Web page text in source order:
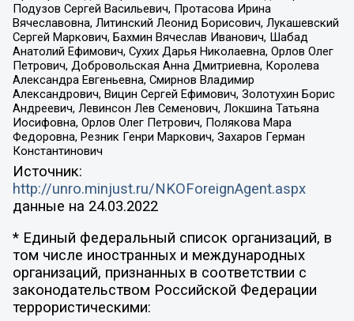
Подузов Сергей Васильевич, Протасова Ирина
Вячеславовна, Литинский Леонид Борисович, Лукашевский
Сергей Маркович, Бахмин Вячеслав Иванович, Шабад
Анатолий Ефимович, Сухих Дарья Николаевна, Орлов Олег
Петрович, Добровольская Анна Дмитриевна, Королева
Александра Евгеньевна, Смирнов Владимир
Александрович, Вицин Сергей Ефимович, Золотухин Борис
Андреевич, Левинсон Лев Семенович, Локшина Татьяна
Иосифовна, Орлов Олег Петрович, Полякова Мара
Федоровна, Резник Генри Маркович, Захаров Герман
Константинович
Источник:
http://unro.minjust.ru/NKOForeignAgent.aspx
данные на 24.03.2022
* Единый федеральный список организаций, в
том числе иностранных и международных
организаций, признанных в соответствии с
законодательством Российской Федерации
террористическими: